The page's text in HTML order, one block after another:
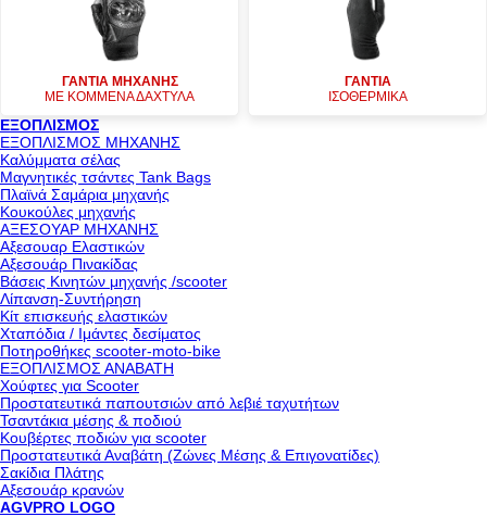
ΓΑΝΤΙΑ ΜΗΧΑΝΗΣ
ΜΕ ΚΟΜΜΕΝΑ ΔΑΧΤΥΛΑ
ΓΑΝΤΙΑ
ΙΣΟΘΕΡΜΙΚΑ
ΕΞΟΠΛΙΣΜΟΣ
ΕΞΟΠΛΙΣΜΟΣ ΜΗΧΑΝΗΣ
Καλύμματα σέλας
Μαγνητικές τσάντες Tank Bags
Πλαϊνά Σαμάρια μηχανής
Κουκούλες μηχανής
ΑΞΕΣΟΥΑΡ ΜΗΧΑΝΗΣ
Αξεσουαρ Ελαστικών
Αξεσουάρ Πινακίδας
Βάσεις Κινητών μηχανής /scooter
Λίπανση-Συντήρηση
Κίτ επισκευής ελαστικών
Χταπόδια / Ιμάντες δεσίματος
Ποτηροθήκες scooter-moto-bike
ΕΞΟΠΛΙΣΜΟΣ ΑΝΑΒΑΤΗ
Χούφτες για Scooter
Προστατευτικά παπουτσιών από λεβιέ ταχυτήτων
Τσαντάκια μέσης & ποδιού
Κουβέρτες ποδιών για scooter
Προστατευτικά Αναβάτη (Ζώνες Μέσης & Επιγονατίδες)
Σακίδια Πλάτης
Αξεσουάρ κρανών
AGVPRO LOGO